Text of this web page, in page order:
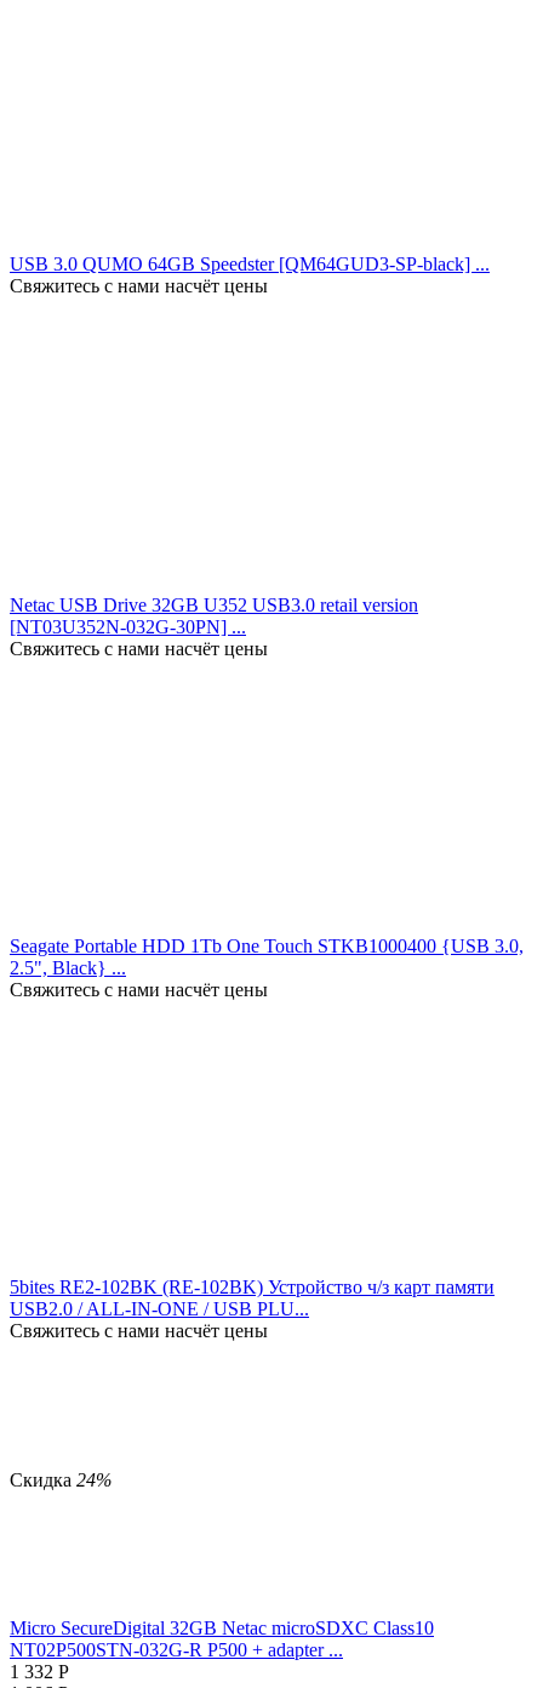
USB 3.0 QUMO 64GB Speedster [QM64GUD3-SP-black] ...
Свяжитесь с нами насчёт цены
Netac USB Drive 32GB U352 USB3.0 retail version
[NT03U352N-032G-30PN] ...
Свяжитесь с нами насчёт цены
Seagate Portable HDD 1Tb One Touch STKB1000400 {USB 3.0,
2.5", Black} ...
Свяжитесь с нами насчёт цены
5bites RE2-102BK (RE-102BK) Устройство ч/з карт памяти
USB2.0 / ALL-IN-ONE / USB PLU...
Свяжитесь с нами насчёт цены
Скидка 24%
Micro SecureDigital 32GB Netac microSDXC Class10
NT02P500STN-032G-R P500 + adapter ...
1 332 Р